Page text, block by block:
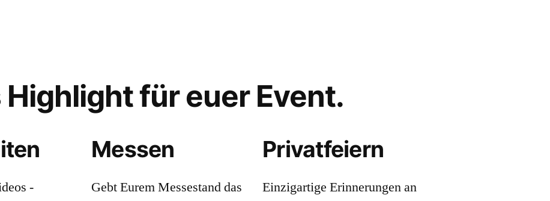
für euer Event.
-
Messen
Gebt Eurem Messestand das
Privatfeiern
Einzigartige Erinnerungen an